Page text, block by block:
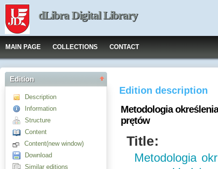
dLibra Digital Library
MAIN PAGE COLLECTIONS CONTACT
Edition
Description
Information
Structure
Content
Content(new window)
Download
Similar editions
Edition description
Metodologia
prętów
Title:
Metodologia